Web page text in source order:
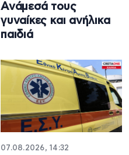
Ανάμεσά τους
γυναίκες και ανήλικα
παιδιά
07.08.2026, 14:32